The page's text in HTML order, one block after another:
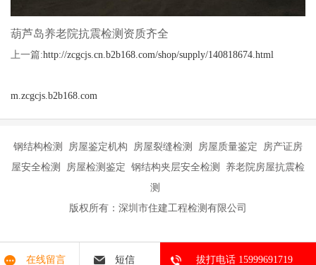
葫芦岛养老院抗震检测资质齐全
上一篇:http://zcgcjs.cn.b2b168.com/shop/supply/140818674.html
m.zcgcjs.b2b168.com
钢结构检测 房屋鉴定机构 房屋裂缝检测 房屋质量鉴定 房产证房
屋安全检测 房屋检测鉴定 钢结构夹层安全检测 养老院房屋抗震检
测
版权所有：深圳市住建工程检测有限公司
在线留言 短信 拔打电话 15999691719